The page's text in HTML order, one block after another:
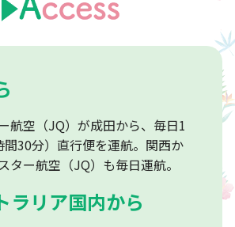
航空（JQ）が成田から、毎日1
間30分）直行便を運航。関西か
ター航空（JQ）も毎日運航。
ラリア国内から